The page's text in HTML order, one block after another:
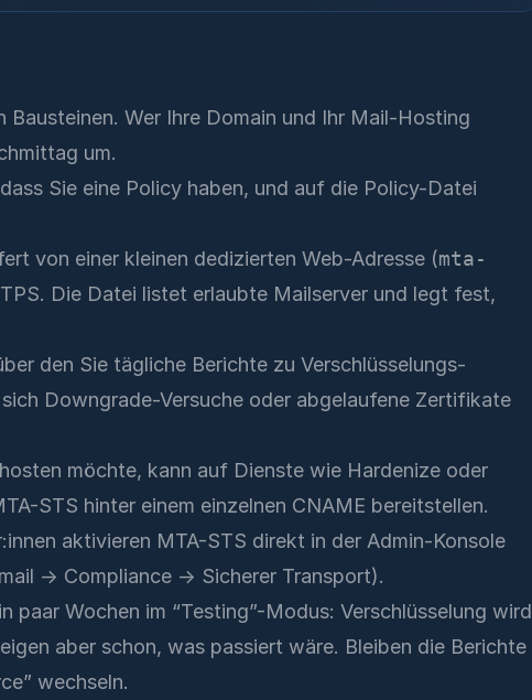
Bausteinen. Wer Ihre Domain und Ihr Mail-Hosting
um.
Sie eine Policy haben, und auf die Policy-Datei
von einer kleinen dedizierten Web-Adresse (mta-
Die Datei listet erlaubte Mailserver und legt fest,
den Sie tägliche Berichte zu Verschlüsselungs-
Downgrade-Versuche oder abgelaufene Zertifikate
möchte, kann auf Dienste wie Hardenize oder
STS hinter einem einzelnen CNAME bereitstellen.
aktivieren MTA-STS direkt in der Admin-Konsole
→ Compliance → Sicherer Transport).
paar Wochen im “Testing”-Modus: Verschlüsselung wird
aber schon, was passiert wäre. Bleiben die Berichte
wechseln.